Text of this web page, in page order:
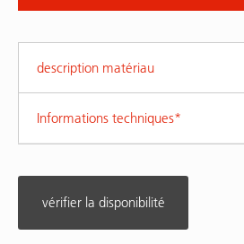
description matériau
Informations techniques*
vérifier la disponibilité